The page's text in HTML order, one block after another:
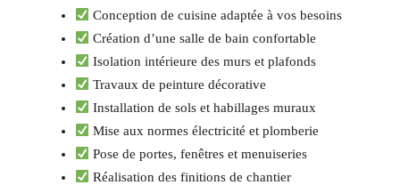
Conception de cuisine adaptée à vos besoins
Création d’une salle de bain confortable
Isolation intérieure des murs et plafonds
Travaux de peinture décorative
Installation de sols et habillages muraux
Mise aux normes électricité et plomberie
Pose de portes, fenêtres et menuiseries
Réalisation des finitions de chantier